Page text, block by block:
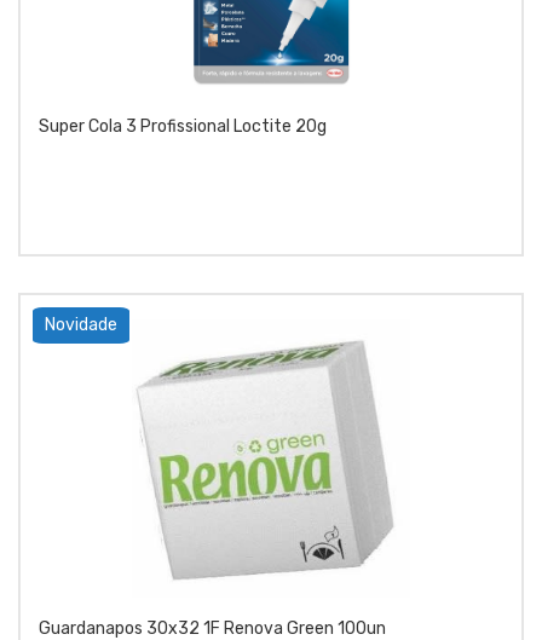
Super Cola 3 Profissional Loctite 20g
Novidade
Guardanapos 30x32 1F Renova Green 100un